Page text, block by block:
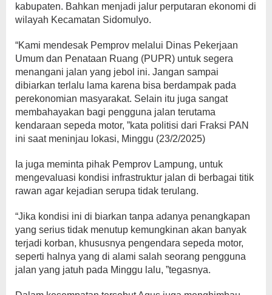
kabupaten. Bahkan menjadi jalur perputaran ekonomi di
wilayah Kecamatan Sidomulyo.
“Kami mendesak Pemprov melalui Dinas Pekerjaan
Umum dan Penataan Ruang (PUPR) untuk segera
menangani jalan yang jebol ini. Jangan sampai
dibiarkan terlalu lama karena bisa berdampak pada
perekonomian masyarakat. Selain itu juga sangat
membahayakan bagi pengguna jalan terutama
kendaraan sepeda motor, ”kata politisi dari Fraksi PAN
ini saat meninjau lokasi, Minggu (23/2/2025)
Ia juga meminta pihak Pemprov Lampung, untuk
mengevaluasi kondisi infrastruktur jalan di berbagai titik
rawan agar kejadian serupa tidak terulang.
“Jika kondisi ini di biarkan tanpa adanya penangkapan
yang serius tidak menutup kemungkinan akan banyak
terjadi korban, khususnya pengendara sepeda motor,
seperti halnya yang di alami salah seorang pengguna
jalan yang jatuh pada Minggu lalu, ”tegasnya.